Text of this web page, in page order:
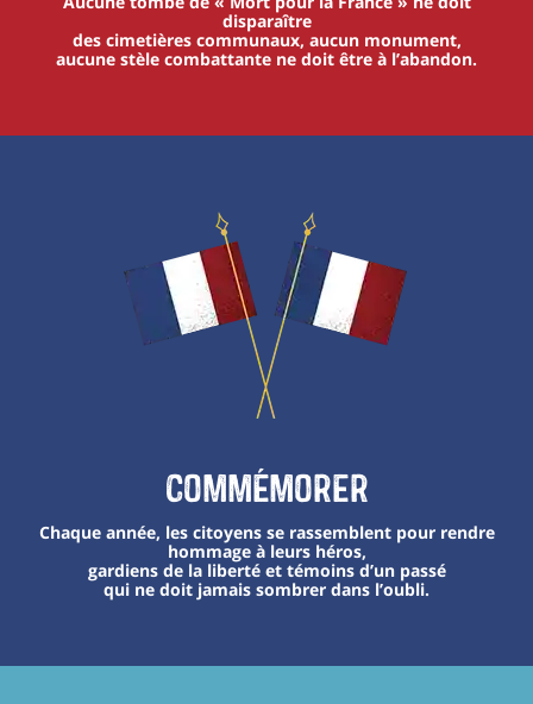
disparaître
des cimetières communaux, aucun monument,
aucune stèle combattante ne doit être à l’abandon.
Commémorer
Chaque année, les citoyens se rassemblent pour rendre
hommage à leurs héros,
gardiens de la liberté et témoins d’un passé
qui ne doit jamais sombrer dans l’oubli.